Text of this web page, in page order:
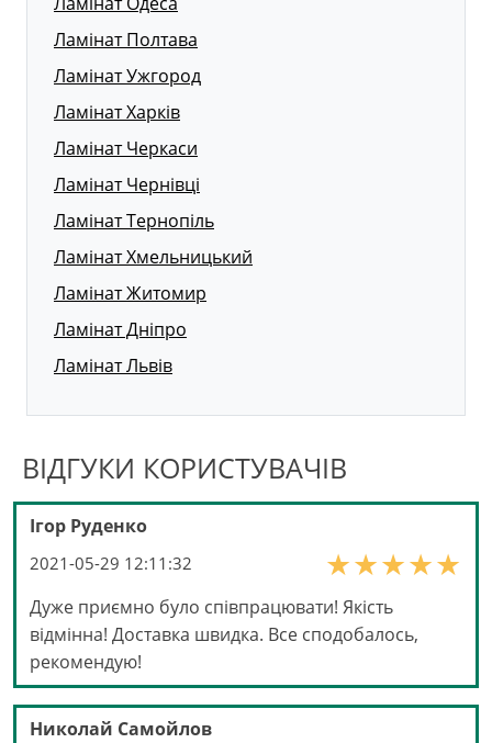
Ламінат Полтава
Ламінат Ужгород
Ламінат Харків
Ламінат Черкаси
Ламінат Чернівці
Ламінат Тернопіль
Ламінат Хмельницький
Ламінат Житомир
Ламінат Дніпро
Ламінат Львів
ВІДГУКИ КОРИСТУВАЧІВ
Ігор Руденко
2021-05-29 12:11:32
Дуже приємно було співпрацювати! Якість
відмінна! Доставка швидка. Все сподобалось,
рекомендую!
Николай Самойлов